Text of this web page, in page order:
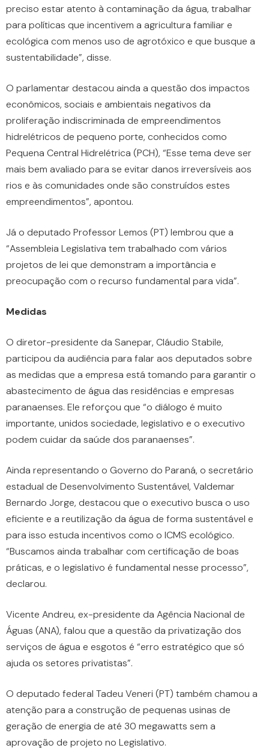
preciso estar atento à contaminação da água, trabalhar
para políticas que incentivem a agricultura familiar e
ecológica com menos uso de agrotóxico e que busque a
sustentabilidade”, disse.
O parlamentar destacou ainda a questão dos impactos
econômicos, sociais e ambientais negativos da
proliferação indiscriminada de empreendimentos
hidrelétricos de pequeno porte, conhecidos como
Pequena Central Hidrelétrica (PCH), “Esse tema deve ser
mais bem avaliado para se evitar danos irreversíveis aos
rios e às comunidades onde são construídos estes
empreendimentos”, apontou.
Já o deputado Professor Lemos (PT) lembrou que a
“Assembleia Legislativa tem trabalhado com vários
projetos de lei que demonstram a importância e
preocupação com o recurso fundamental para vida”.
Medidas
O diretor-presidente da Sanepar, Cláudio Stabile,
participou da audiência para falar aos deputados sobre
as medidas que a empresa está tomando para garantir o
abastecimento de água das residências e empresas
paranaenses. Ele reforçou que “o diálogo é muito
importante, unidos sociedade, legislativo e o executivo
podem cuidar da saúde dos paranaenses”.
Ainda representando o Governo do Paraná, o secretário
estadual de Desenvolvimento Sustentável, Valdemar
Bernardo Jorge, destacou que o executivo busca o uso
eficiente e a reutilização da água de forma sustentável e
para isso estuda incentivos como o ICMS ecológico.
“Buscamos ainda trabalhar com certificação de boas
práticas, e o legislativo é fundamental nesse processo”,
declarou.
Vicente Andreu, ex-presidente da Agência Nacional de
Águas (ANA), falou que a questão da privatização dos
serviços de água e esgotos é “erro estratégico que só
ajuda os setores privatistas”.
O deputado federal Tadeu Veneri (PT) também chamou a
atenção para a construção de pequenas usinas de
geração de energia de até 30 megawatts sem a
aprovação de projeto no Legislativo.